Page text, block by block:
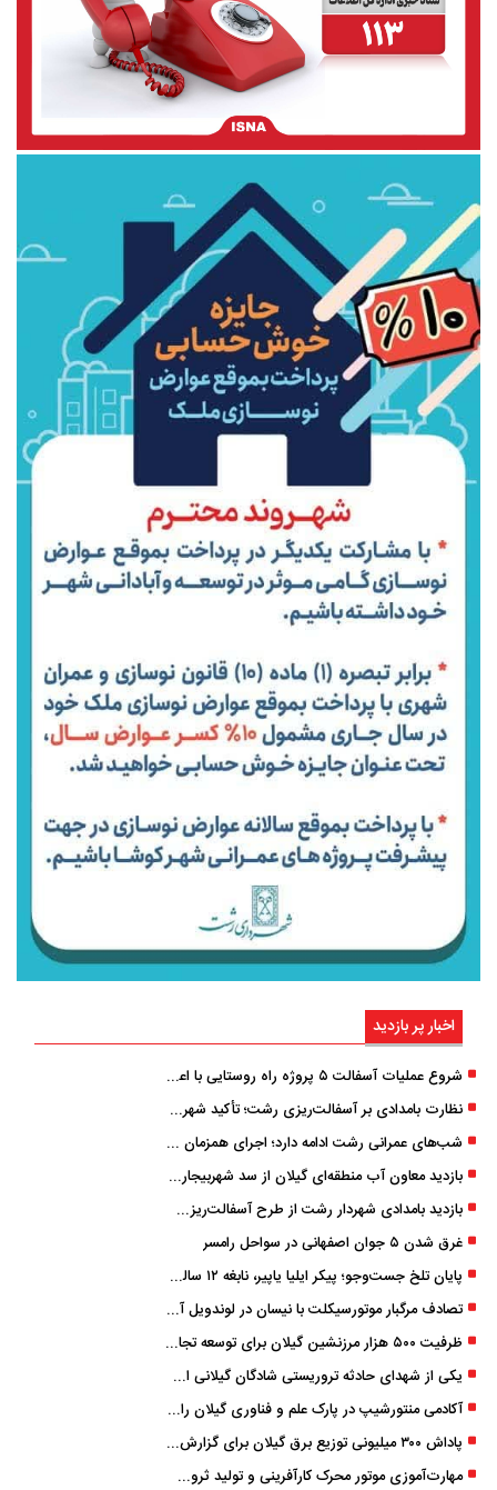
اخبار پر بازدید
شروع عملیات آسفالت ۵ پروژه راه ‌روستایی با اعتبار ۳۷۰ میلیاردی در گیلان
نظارت بامدادی بر آسفالت‌ریزی رشت؛ تأکید شهردار و بازرس کل بر کیفیت اجرای پروژه‌ها
شب‌های عمرانی رشت ادامه دارد؛ اجرای همزمان آسفالت‌ریزی در پنج منطقه شهری
بازدید معاون آب منطقه‌ای گیلان از سد شهربیجار برای تداوم تأمین آب شرب استان
بازدید بامدادی شهردار رشت از طرح آسفالت‌ریزی گسترده در مناطق پنج‌گانه
غرق شدن ۵ جوان اصفهانی در سواحل رامسر
پایان تلخ جست‌وجو؛ پیکر ایلیا یاپیر، نابغه ۱۲ ساله لاهیجانی پیدا شد
تصادف مرگبار موتورسیکلت با نیسان در لوندویل آستارا/ انتقال مصدوم با اورژانس هوایی به رشت
ظرفیت ۵۰۰ هزار مرزنشین گیلان برای توسعه تجارت فعال می‌شود
یکی از شهدای حادثه تروریستی شادگان گیلانی است/ شهادت «سینا سیاه‌ نژاد» در درگیری با اشرار مسلح
آکادمی منتورشیپ در پارک علم و فناوری گیلان راه‌اندازی شد
پاداش ۳۰۰ میلیونی توزیع برق گیلان برای گزارش ماینرهای غیرمجاز
مهارت‌آموزی موتور محرک کارآفرینی و تولید ثروت است